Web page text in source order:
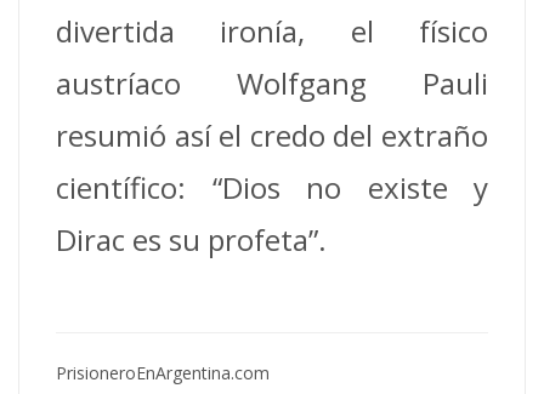
divertida ironía, el físico
austríaco Wolfgang Pauli
resumió así el credo del extraño
científico: “Dios no existe y
Dirac es su profeta”.
PrisioneroEnArgentina.com